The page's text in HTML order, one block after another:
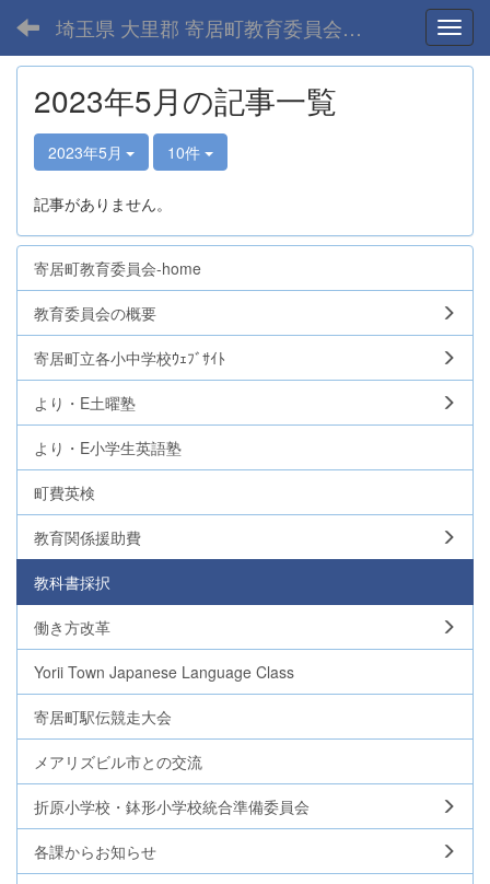
埼玉県 大里郡 寄居町教育委員会-home
2023年5月の記事一覧
2023年5月 10件
記事がありません。
寄居町教育委員会-home
教育委員会の概要
寄居町立各小中学校ｳｪﾌﾞｻｲﾄ
より・E土曜塾
より・E小学生英語塾
町費英検
教育関係援助費
教科書採択
働き方改革
Yorii Town Japanese Language Class
寄居町駅伝競走大会
メアリズビル市との交流
折原小学校・鉢形小学校統合準備委員会
各課からお知らせ